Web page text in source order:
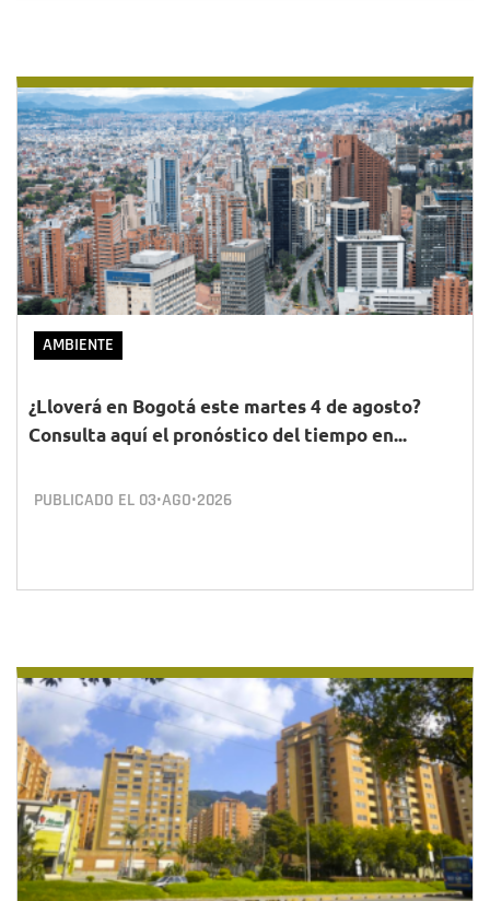
AMBIENTE
¿Lloverá en Bogotá este martes 4 de agosto?
Consulta aquí el pronóstico del tiempo en...
PUBLICADO EL 03•AGO•2026